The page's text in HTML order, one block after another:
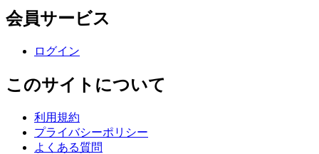
会員サービス
ログイン
このサイトについて
利用規約
プライバシーポリシー
よくある質問